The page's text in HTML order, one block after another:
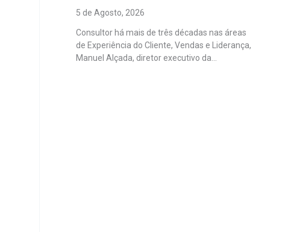
5 de Agosto, 2026
Consultor há mais de três décadas nas áreas
de Experiência do Cliente, Vendas e Liderança,
Manuel Alçada, diretor executivo da...